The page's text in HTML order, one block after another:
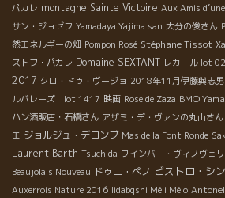
パカレ montagne Sainte Victoire Aux Amis
サン・ジョゼフ Yamadaya Yajima san 大分の俊さん
然エネルギーの畑 Pompon Rosé Stéphane Tissot
ストフ・パカレ Domaine SEXTANT レカール lot
2017 クロ・ドゥ・ヴージョ 2018年11月伊藤與志
ルバレーズ lot 1417 映画 Rose de Zaza BMO
ハン酒販店・石橋さん アザミ・デ・ヴァンの丸山さん
エ ジョルジュ・デコンブ Mas de la Font Ronde
Laurent Barth Tsuchida ワインバー・ヴィノヴェ
Beaujolais Nouveau ドゥニ・ペノ ビストロ・シ
Auxerrois Nature 2016 Iidabqshi Méli Mélo